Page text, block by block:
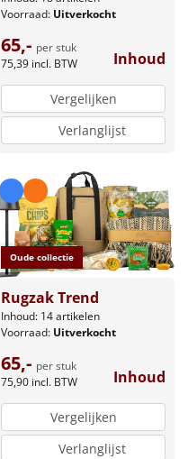
Voorraad: Uitverkocht
65,- per stuk
75,39 incl. BTW Inhoud
Vergelijken
Verlanglijst
Oude collectie
Rugzak Trend
Inhoud: 14 artikelen
Voorraad: Uitverkocht
65,- per stuk
75,90 incl. BTW Inhoud
Vergelijken
Verlanglijst